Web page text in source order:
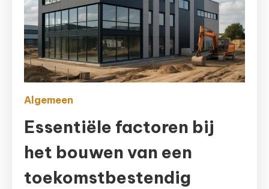
Algemeen
Essentiële factoren bij
het bouwen van een
toekomstbestendig